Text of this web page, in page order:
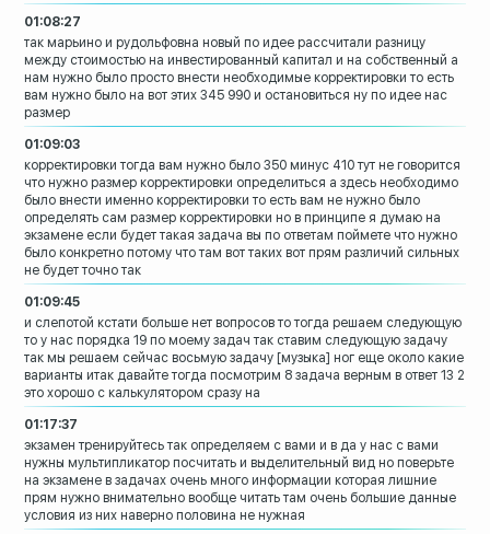
01:08:27
так марьино и рудольфовна новый по идее рассчитали разницу
между стоимостью на инвестированный капитал и на собственный а
нам нужно было просто внести необходимые корректировки то есть
вам нужно было на вот этих 345 990 и остановиться ну по идее нас
размер
01:09:03
корректировки тогда вам нужно было 350 минус 410 тут не говорится
что нужно размер корректировки определиться а здесь необходимо
было внести именно корректировки то есть вам не нужно было
определять сам размер корректировки но в принципе я думаю на
экзамене если будет такая задача вы по ответам поймете что нужно
было конкретно потому что там вот таких вот прям различий сильных
не будет точно так
01:09:45
и слепотой кстати больше нет вопросов то тогда решаем следующую
то у нас порядка 19 по моему задач так ставим следующую задачу
так мы решаем сейчас восьмую задачу [музыка] ног еще около какие
варианты итак давайте тогда посмотрим 8 задача верным в ответ 13 2
это хорошо с калькулятором сразу на
01:17:37
экзамен тренируйтесь так определяем с вами и в да у нас с вами
нужны мультипликатор посчитать и выделительный вид но поверьте
на экзамене в задачах очень много информации которая лишние
прям нужно внимательно вообще читать там очень большие данные
условия из них наверно половина не нужная